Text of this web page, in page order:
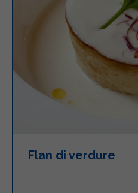
Flan di verdure